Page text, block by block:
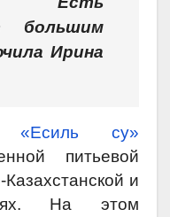
большим
Ирина
«Есиль су»
питьевой
и
На этом